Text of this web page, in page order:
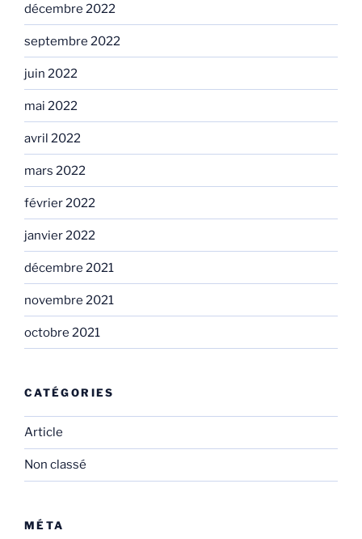
décembre 2022
septembre 2022
juin 2022
mai 2022
avril 2022
mars 2022
février 2022
janvier 2022
décembre 2021
novembre 2021
octobre 2021
CATÉGORIES
Article
Non classé
MÉTA